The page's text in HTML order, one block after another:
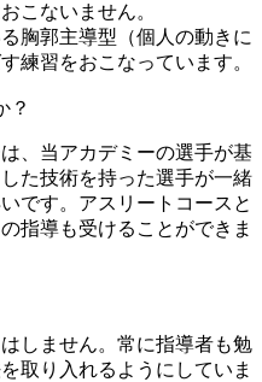
こないません。
胸郭主導型（個人の動きに
練習をおこなっています。
？
、当アカデミーの選手が基
た技術を持った選手が一緒
です。アスリートコースと
指導も受けることができま
しません。常に指導者も勉
取り入れるようにしていま